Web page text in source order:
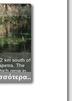
km south of
The
grow in